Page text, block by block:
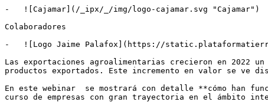
-   ![Cajamar](/_ipx/_/img/logo-cajamar.svg "Cajamar")
Colaboradores
-   ![Logo Jaime Palafox](https://
Las exportaciones agroalimentarias crecieron en 2022
productos exportados. Este incremento en valor se ve
En este webinar  se mostrará con detalle **cómo han
curso de empresas con gran trayectoria en el ámbito